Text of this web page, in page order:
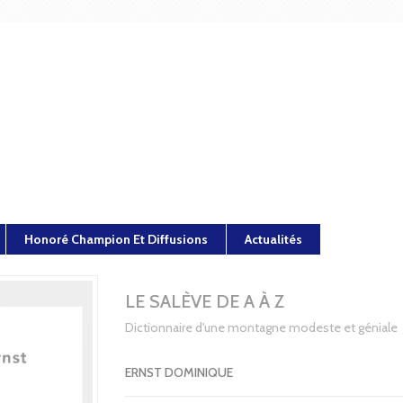
Honoré Champion Et Diffusions Actualités
LE SALÈVE DE A À Z
Dictionnaire d'une montagne modeste et géniale
ERNST DOMINIQUE